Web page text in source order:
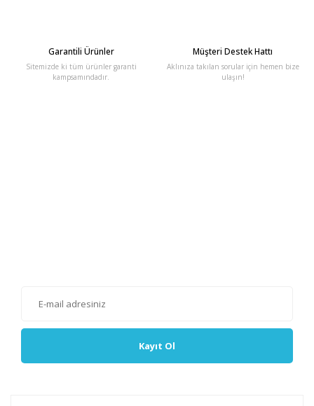
Garantili Ürünler
Sitemizde ki tüm ürünler garanti
kampsamındadır.
Müşteri Destek Hattı
Aklınıza takılan sorular için hemen bize
ulaşın!
Kayıt Ol